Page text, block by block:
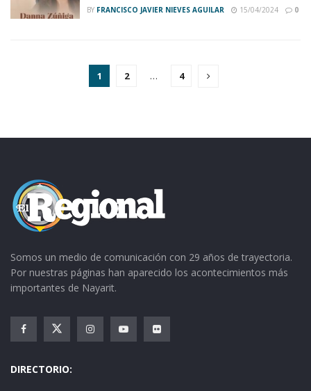
BY FRANCISCO JAVIER NIEVES AGUILAR 15/04/2024 0
1 2 … 4
Somos un medio de comunicación con 29 años de trayectoria.
Por nuestras páginas han aparecido los acontecimientos más
importantes de Nayarit.
DIRECTORIO: